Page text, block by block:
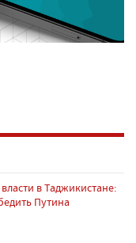
в Таджикистане:
Путина